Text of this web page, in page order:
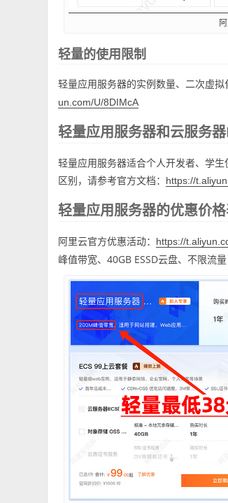
轻量的使用限制
轻量应用服务器的实例数量、二次虚
un.com/U/8DIMcA
轻量应用服务器和云服务
轻量应用服务器适合个人开发者、学
区别，请参考官方文档：
https://
轻量应用服务器的优惠价
阿里云官方优惠活动： https://
峰值带宽、40GB ESSD云盘、不限流量